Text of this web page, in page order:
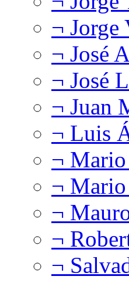
¬ Jorge
¬ José
¬ José
¬ Juan
¬ Luis
¬
¬ Mario
¬
¬
¬